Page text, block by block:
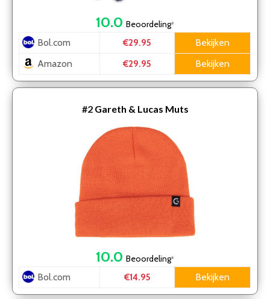
10.0 Beoordeling*
Bol.com €29.95
Bekijken
Amazon
€29.95 Bekijken
#2 Gareth & Lucas Muts
10.0 Beoordeling*
Bol.com €14.95 Bekijken